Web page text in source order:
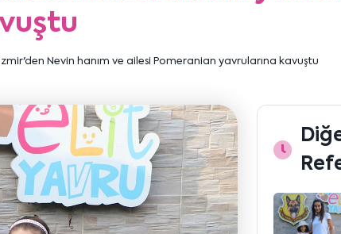
İzmir'den Nevin hanım ve ailesi Pomeranian yavrularına kavuştu